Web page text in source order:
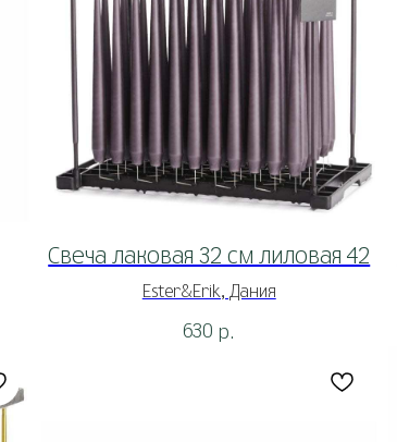
Свеча лаковая 32 см лиловая 42
Ester&Erik, Дания
630 р.